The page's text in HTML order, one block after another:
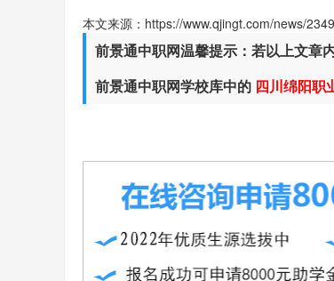
本文来源：https://www.qjingt.com/news/
前景通中职网温馨提示：若以上文章
前景通中职网学校库中的 四川绵阳职